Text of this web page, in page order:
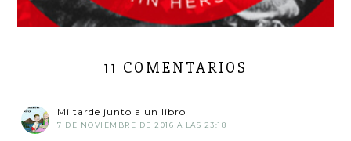
11 COMENTARIOS
Mi tarde junto a un libro
7 DE NOVIEMBRE DE 2016 A LAS 23:18